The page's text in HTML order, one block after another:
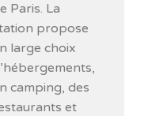
Paris. La
propose
large choix
camping, des
et